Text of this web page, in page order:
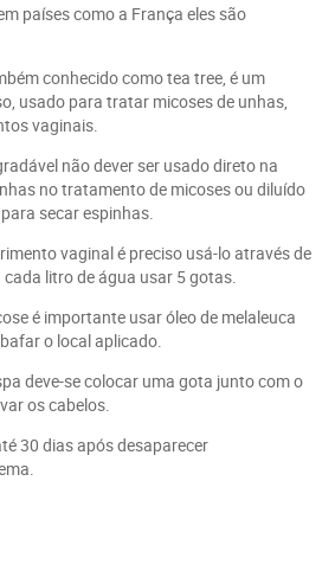
países como a França eles são
conhecido como tea tree, é um
usado para tratar micoses de unhas,
vaginais.
não dever ser usado direto na
no tratamento de micoses ou diluído
secar espinhas.
vaginal é preciso usá-lo através de
litro de água usar 5 gotas.
é importante usar óleo de melaleuca
o local aplicado.
deve-se colocar uma gota junto com o
os cabelos.
30 dias após desaparecer